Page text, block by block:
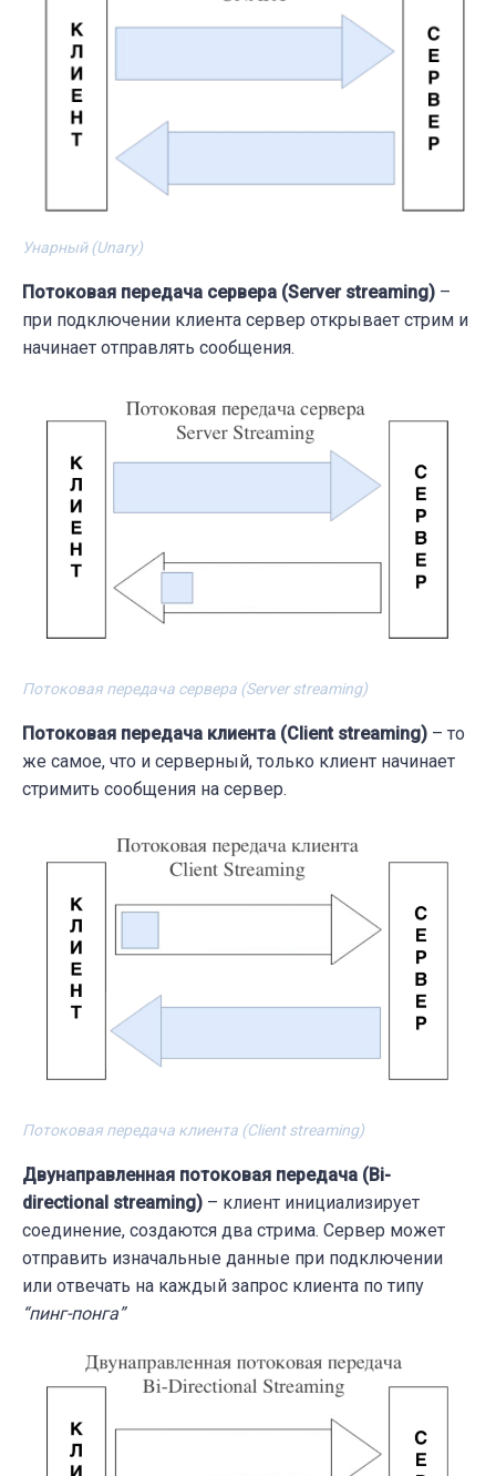
Унарный (Unary)
Потоковая передача сервера (Server streaming) –
при подключении клиента сервер открывает стрим и
начинает отправлять сообщения.
Потоковая передача сервера (Server streaming)
Потоковая передача клиента (Client streaming) – то
же самое, что и серверный, только клиент начинает
стримить сообщения на сервер.
Потоковая передача клиента (Client streaming)
Двунаправленная потоковая передача (Bi-
directional streaming) – клиент инициализирует
соединение, создаются два стрима. Сервер может
отправить изначальные данные при подключении
или отвечать на каждый запрос клиента по типу
“пинг-понга”